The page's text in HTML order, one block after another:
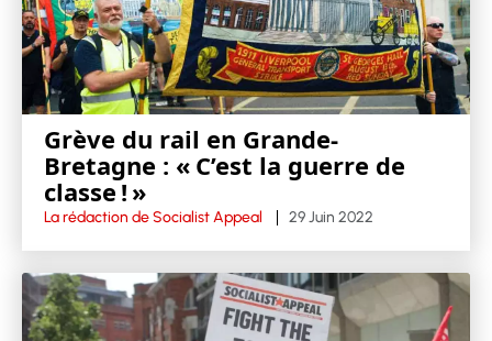
Grève du rail en Grande-
Bretagne : « C’est la guerre de
classe ! »
La rédaction de Socialist Appeal 29 Juin 2022